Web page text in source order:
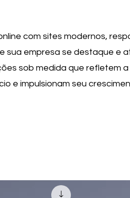
com sites modernos,
sua empresa se destaque e
sob medida que refletem
e impulsionam seu